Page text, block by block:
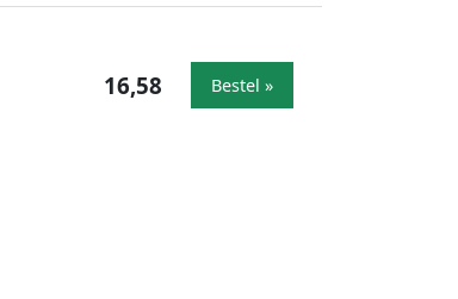
16,58 Bestel »